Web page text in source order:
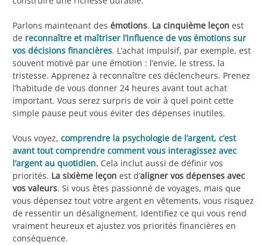
Parlons maintenant des émotions. La cinquième leçon est
de reconnaître et maîtriser l’influence de vos émotions sur
vos décisions financières. L’achat impulsif, par exemple, est
souvent motivé par une émotion : l’envie, le stress, la
tristesse. Apprenez à reconnaître ces déclencheurs. Prenez
l’habitude de vous donner 24 heures avant tout achat
important. Vous serez surpris de voir à quel point cette
simple pause peut vous éviter des dépenses inutiles.
Vous voyez, comprendre la psychologie de l’argent, c’est
avant tout comprendre comment vous interagissez avec
l’argent au quotidien. Cela inclut aussi de définir vos
priorités. La sixième leçon est d’aligner vos dépenses avec
vos valeurs. Si vous êtes passionné de voyages, mais que
vous dépensez tout votre argent en vêtements, vous risquez
de ressentir un désalignement. Identifiez ce qui vous rend
vraiment heureux et ajustez vos priorités financières en
conséquence.